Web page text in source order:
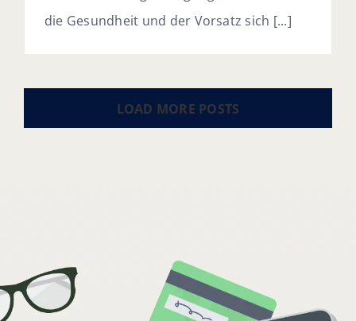
die Gesundheit und der Vorsatz sich [...]
LOAD MORE POSTS